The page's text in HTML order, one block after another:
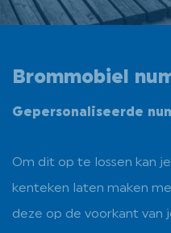
Brommobiel
Gepersonaliseerde
Om dit op te lossen kan
kenteken laten maken
deze op de voorkant van